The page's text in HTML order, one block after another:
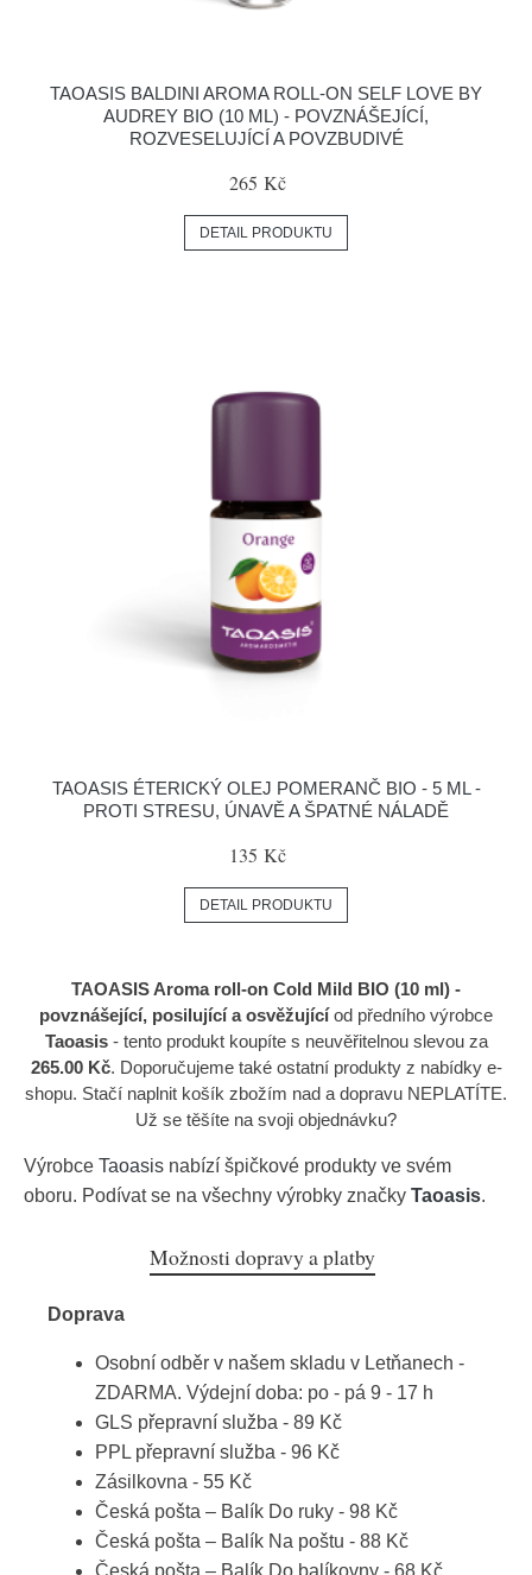
TAOASIS BALDINI AROMA ROLL-ON SELF LOVE BY
AUDREY BIO (10 ML) - POVZNÁŠEJÍCÍ,
ROZVESELUJÍCÍ A POVZBUDIVÉ
265 Kč
DETAIL PRODUKTU
TAOASIS ÉTERICKÝ OLEJ POMERANČ BIO - 5 ML -
PROTI STRESU, ÚNAVĚ A ŠPATNÉ NÁLADĚ
135 Kč
DETAIL PRODUKTU
TAOASIS Aroma roll-on Cold Mild BIO (10 ml) -
povznášející, posilující a osvěžujícíod předního výrobce
Taoasis- tento produkt koupíte s neuvěřitelnou slevou za
265.00 Kč. Doporučujeme také ostatní produkty z nabídky e-
shopu. Stačí naplnit košík zbožím nad a dopravu NEPLATÍTE.
Už se těšíte na svoji objednávku?
Výrobce Taoasis nabízí špičkové produkty ve svém
oboru. Podívat se na všechny výrobky značky Taoasis.
Možnosti dopravy a platby
Doprava
Osobní odběr v našem skladu v Letňanech -
ZDARMA. Výdejní doba: po - pá 9 - 17 h
GLS přepravní služba - 89 Kč
PPL přepravní služba - 96 Kč
Zásilkovna - 55 Kč
Česká pošta – Balík Do ruky - 98 Kč
Česká pošta – Balík Na poštu - 88 Kč
Česká pošta – Balík Do balíkovny - 68 Kč